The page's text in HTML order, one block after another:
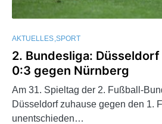
AKTUELLES SPORT
2. Bundesliga:
0:3 gegen Nürnberg
Am 31. Spieltag der 2. Fußball-
Düsseldorf zuhause gegen den 1.
unentschieden…